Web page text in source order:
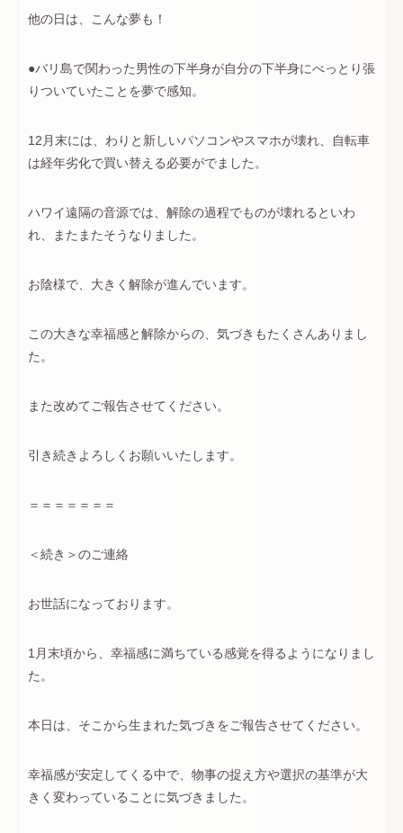
他の日は、こんな夢も！
●バリ島で関わった男性の下半身が自分の下半身にべっとり張
りついていたことを夢で感知。
12月末には、わりと新しいパソコンやスマホが壊れ、自転車
は経年劣化で買い替える必要がでました。
ハワイ遠隔の音源では、解除の過程でものが壊れるといわ
れ、またまたそうなりました。
お陰様で、大きく解除が進んでいます。
この大きな幸福感と解除からの、気づきもたくさんありまし
た。
また改めてご報告させてください。
引き続きよろしくお願いいたします。
＝＝＝＝＝＝＝
＜続き＞のご連絡
お世話になっております。
1月末頃から、幸福感に満ちている感覚を得るようになりまし
た。
本日は、そこから生まれた気づきをご報告させてください。
幸福感が安定してくる中で、物事の捉え方や選択の基準が大
きく変わっていることに気づきました。